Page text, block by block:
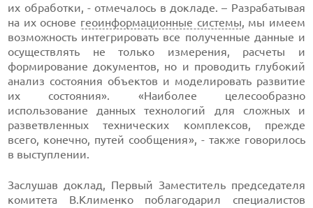
их обработки, - отмечалось в докладе. – Разрабатывая
на их основе геоинформационные системы, мы имеем
возможность интегрировать все полученные данные и
осуществлять не только измерения, расчеты и
формирование документов, но и проводить глубокий
анализ состояния объектов и моделировать развитие
их состояния». «Наиболее целесообразно
использование данных технологий для сложных и
разветвленных технических комплексов, прежде
всего, конечно, путей сообщения», - также говорилось
в выступлении.
Заслушав доклад, Первый Заместитель председателя
комитета В.Клименко поблагодарил специалистов